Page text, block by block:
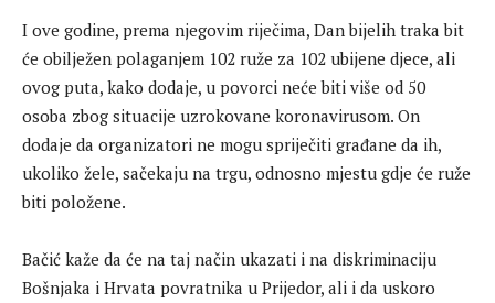
I ove godine, prema njegovim riječima, Dan bijelih traka bit
će obilježen polaganjem 102 ruže za 102 ubijene djece, ali
ovog puta, kako dodaje, u povorci neće biti više od 50
osoba zbog situacije uzrokovane koronavirusom. On
dodaje da organizatori ne mogu spriječiti građane da ih,
ukoliko žele, sačekaju na trgu, odnosno mjestu gdje će ruže
biti položene.
Bačić kaže da će na taj način ukazati i na diskriminaciju
Bošnjaka i Hrvata povratnika u Prijedor, ali i da uskoro